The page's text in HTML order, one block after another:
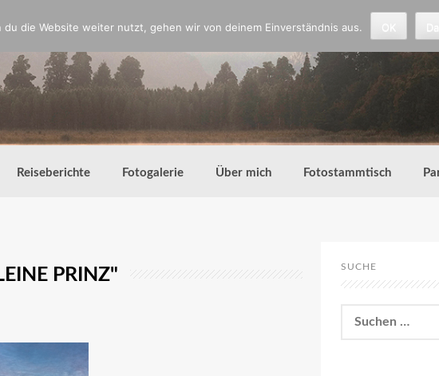
Reiseberichte Fotogalerie Über mich Fotostammtisch
PRINZ" SUCHE
nach:
die Website weiter nutzt, gehen wir von deinem Einverständnis aus.